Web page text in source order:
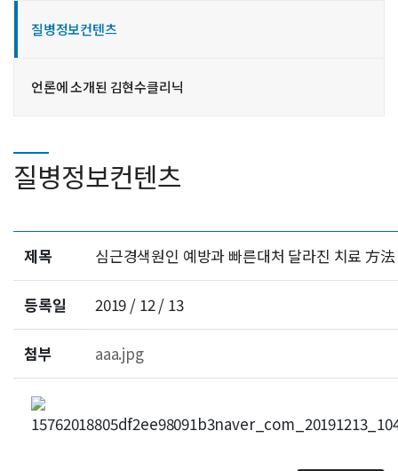
질병정보컨텐츠
언론에 소개된 김현수클리닉
질병정보컨텐츠
제목 심근경색원인 예방과 빠른대처 달라진 치료 方法
등록일 2019 / 12 / 13
첨부 aaa.jpg